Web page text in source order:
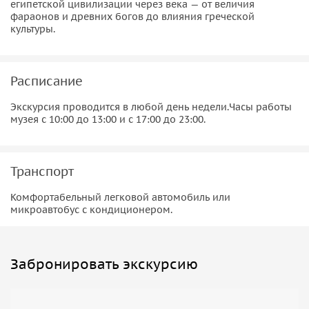
египетской цивилизации через века — от величия
фараонов и древних богов до влияния греческой
культуры.
Расписание
Экскурсия проводится в любой день недели.Часы работы
музея с 10:00 до 13:00 и с 17:00 до 23:00.
Транспорт
Комфортабельный легковой автомобиль или
микроавтобус с кондиционером.
Забронировать экскурсию